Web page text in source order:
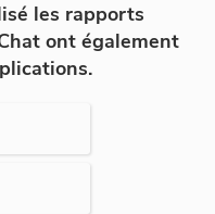
les rapports
ont également